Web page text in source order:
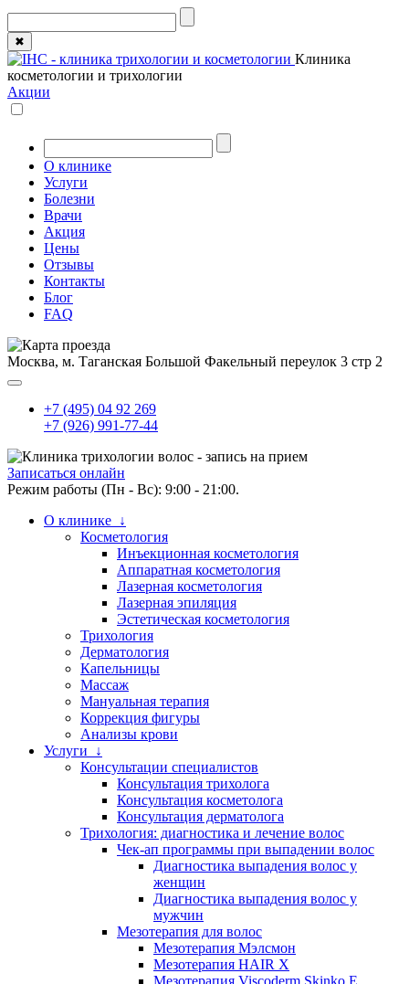
✖
Клиника
косметологии и трихологии
Акции
О клинике
Услуги
Болезни
Врачи
Акция
Цены
Отзывы
Контакты
Блог
FAQ
Москва, м. Таганская Большой Факельный переулок 3 стр 2
+7 (495) 04 92 269
+7 (926) 991-77-44
Записаться онлайн
Режим работы (Пн - Вс): 9:00 - 21:00.
О клинике ↓
Косметология
Инъекционная косметология
Аппаратная косметология
Лазерная косметология
Лазерная эпиляция
Эстетическая косметология
Трихология
Дерматология
Капельницы
Массаж
Мануальная терапия
Коррекция фигуры
Анализы крови
Услуги ↓
Консультации специалистов
Консультация трихолога
Консультация косметолога
Консультация дерматолога
Трихология: диагностика и лечение волос
Чек-ап программы при выпадении волос
Диагностика выпадения волос у
женщин
Диагностика выпадения волос у
мужчин
Мезотерапия для волос
Мезотерапия Мэлсмон
Мезотерапия HAIR X
Мезотерапия Viscoderm Skinko E